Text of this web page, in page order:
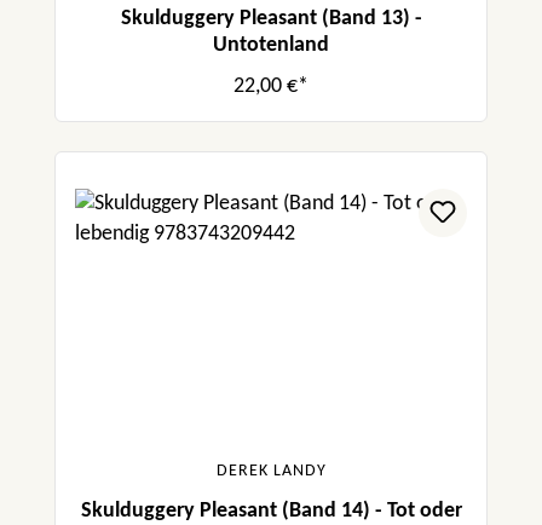
Skulduggery Pleasant (Band 13) -
Untotenland
22,00 €*
DEREK LANDY
Skulduggery Pleasant (Band 14) - Tot oder